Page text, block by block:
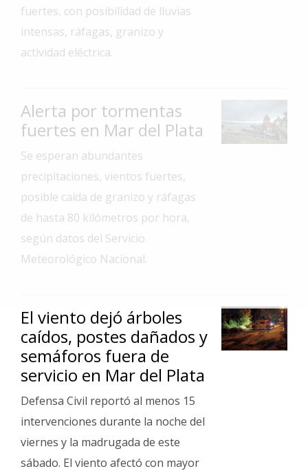
Interés
General
La
Arte
y
Espectáculos
Policiales
Cartelera
Fotos
Familia
Fúnebres
fuertes, con posibilidad de lluvias
intensas, ráfagas, granizo y
actividad eléctrica.
Alerta por tormentas
fuertes en Mar del Plata
Se esperan abundantes
precipitaciones, vientos fuertes,
posible caída de granizo y ráfagas
de hasta 80 kilómetros por hora,
según datos del Servicio
Meteorológico Nacional.
El viento dejó árboles
caídos, postes dañados y
semáforos fuera de
servicio en Mar del Plata
Defensa Civil reportó al menos 15
intervenciones durante la noche del
viernes y la madrugada de este
sábado. El viento afectó con mayor